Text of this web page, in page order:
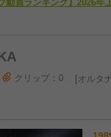
動員ランキング】2026年
動員ランキング】2026年
クリップ：0 オルタ